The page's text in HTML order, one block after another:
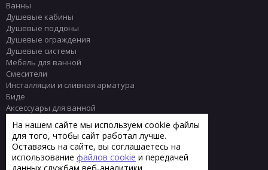
Ванны
Душевые кабины
Душевые поддоны
Душевые ограждения
Душевые системы
Мебель для ванной
Смесители
Инсталляции и сливная арматура
Биде
Аксессуары для ванной
Полотенцесушители
Комплектующие
Плитка
На нашем сайте мы используем cookie файлы
для того, чтобы сайт работал лучше.
Оставаясь на сайте, вы соглашаетесь на
использование файлов cookie и передачей